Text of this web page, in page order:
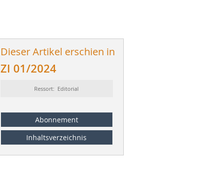
Dieser Artikel erschien in
ZI 01/2024
Ressort: Editorial
Abonnement
Inhaltsverzeichnis